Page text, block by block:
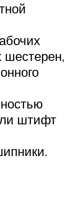
шестерен,
штифт